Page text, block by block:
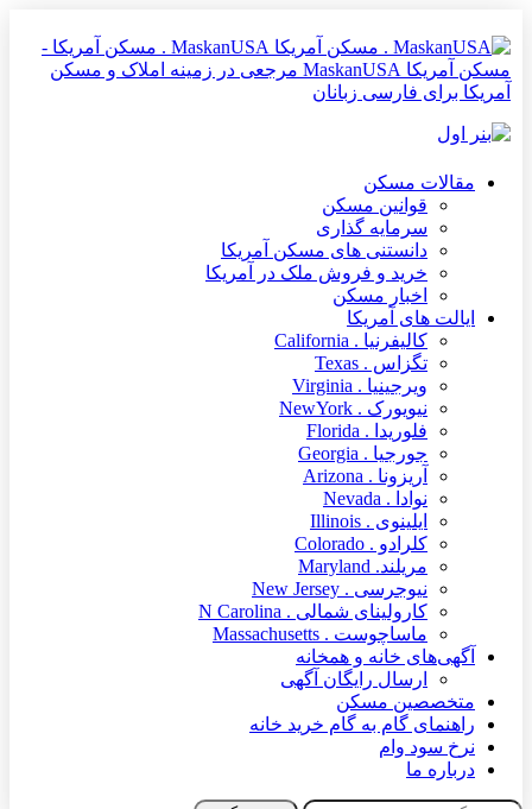
MaskanUSA . مسکن آمریکا -
مسکن آمریکا MaskanUSA مرجعی در زمینه املاک و مسکن
آمریکا برای فارسی زبانان
مقالات مسکن
قوانین مسکن
سرمایه گذاری
دانستنی های مسکن آمریکا
خرید و فروش ملک در آمریکا
اخبار مسکن
ایالت های آمریکا
کالیفرنیا . California
تگزاس . Texas
ویرجینیا . Virginia
نیویورک . NewYork
فلوریدا . Florida
جورجیا . Georgia
آریزونا . Arizona
نوادا . Nevada
ایلینوی . Illinois
کلرادو . Colorado
مریلند. Maryland
نیوجرسی . New Jersey
کارولینای شمالی . N Carolina
ماساچوست . Massachusetts
آگهی‌های خانه و همخانه
ارسال رایگان آگهی
متخصصین مسکن
راهنمای گام به گام خرید خانه
نرخ سود وام
درباره ما